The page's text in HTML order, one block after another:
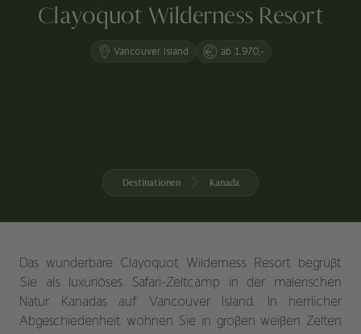
Clayoquot Wilderness Resort
Vancouver Island ab 1.970,-
Destinationen Kanada
Das wunderbare Clayoquot Wilderness Resort begrüßt
Sie als luxuriöses Safari-Zeltcamp in der malerischen
Natur Kanadas auf Vancouver Island. In herrlicher
Abgeschiedenheit wohnen Sie in großen weißen Zelten